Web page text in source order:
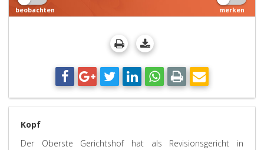
beobachten merken
Kopf
Der Oberste Gerichtshof hat als Revisionsgericht in